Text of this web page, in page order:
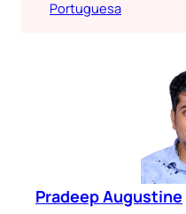
Portuguesa
Pradeep Augustine